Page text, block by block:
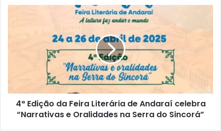
“Narrativas
Oralidades
4ª Edição da Feira Literária de Andaraí celebra
“Narrativas e Oralidades na Serra do Sincorá”